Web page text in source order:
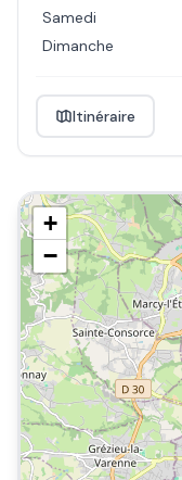
Samedi
Dimanche
Itinéraire
+
−